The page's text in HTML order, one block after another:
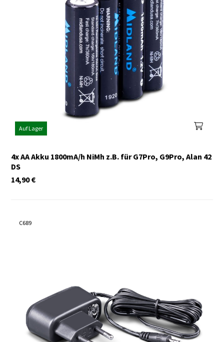
Auf Lager
4x AA Akku 1800mA/h NiMh z.B. für G7Pro, G9Pro, Alan 42
DS
€
14,90
C689